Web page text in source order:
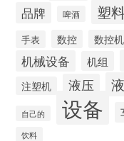
品牌 啤酒 塑
手表 数控 数控
机械设备 机组
注塑机
液压
自己的 设备
饮料